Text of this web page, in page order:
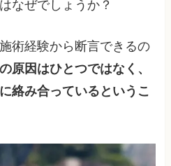
なぜでしょうか？
術経験から断言できるの
原因はひとつではなく、
絡み合っているというこ